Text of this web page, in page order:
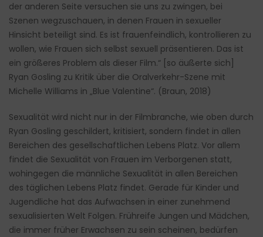
der anderen Seite versuchen sie uns zu zwingen, bei
Szenen wegzuschauen, in denen Frauen in sexueller
Hinsicht beteiligt sind. Es ist frauenfeindlich, kontrollieren zu
wollen, wie Frauen sich selbst sexuell präsentieren. Das ist
ein größeres Problem als dieser Film.“ [so äußerte sich]
Ryan Gosling zu Kritik über die Oralverkehr-Szene mit
Michelle Williams in „Blue Valentine“. (Braun, 2018)
Sexualität wird nicht nur in der Filmbranche, wie oben durch
Ryan Gosling geschildert, kritisiert, sondern findet in allen
Bereichen des gesellschaftlichen Lebens Platz. Vor allem
findet die Sexualität von Frauen im Verborgenen statt,
wohingegen die männliche Sexualität in allen Bereichen
des täglichen Lebens Platz findet. Gerade für Kinder und
Jugendliche hat das Aufwachsen in einer zunehmend
sexualisierten Welt Folgen. Frühreife Jungen und Mädchen,
die immer früher Erwachsen zu sein scheinen, bedürfen